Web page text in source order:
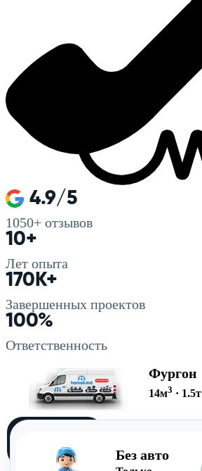
4.9/5
1050+ отзывов
10+
Лет опыта
170K+
Завершенных проектов
100%
Ответственность
Фургон
14м3 · 1.5т
Без авто